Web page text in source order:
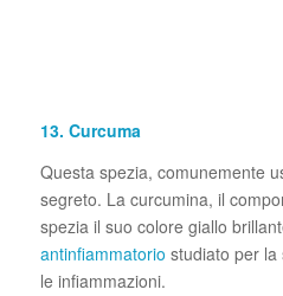
13. Curcuma
Questa spezia, comunemente
segreto. La curcumina, il
spezia il suo colore giallo
antinfiammatorio studiato per la
le infiammazioni.